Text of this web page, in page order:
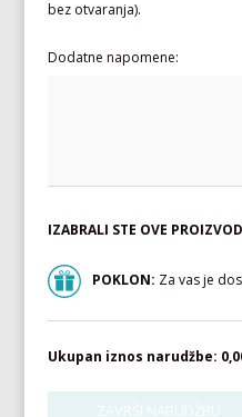
bez otvaranja).
Dodatne napomene:
IZABRALI STE OVE
POKLON: Za vas je
Ukupan iznos narudžbe: